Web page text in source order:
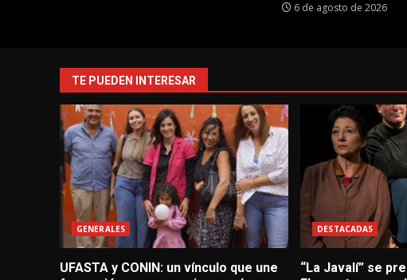
6 de agosto de 2026
TE PUEDEN INTERESAR
GENERALES
UFASTA y CONIN: un vínculo que une
DESTACADAS
“La Javalí” se